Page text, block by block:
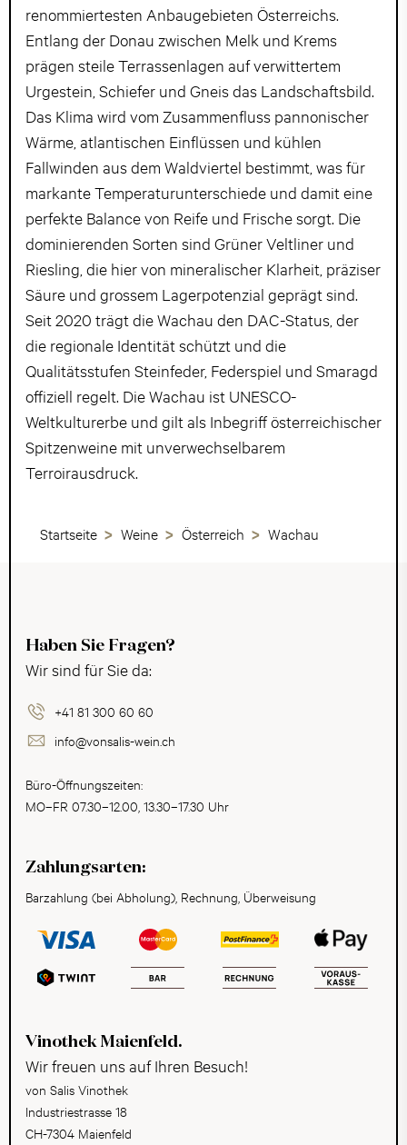
renommiertesten Anbaugebieten Österreichs.
Entlang der Donau zwischen Melk und Krems
prägen steile Terrassenlagen auf verwittertem
Urgestein, Schiefer und Gneis das Landschaftsbild.
Das Klima wird vom Zusammenfluss pannonischer
Wärme, atlantischen Einflüssen und kühlen
Fallwinden aus dem Waldviertel bestimmt, was für
markante Temperaturunterschiede und damit eine
perfekte Balance von Reife und Frische sorgt. Die
dominierenden Sorten sind Grüner Veltliner und
Riesling, die hier von mineralischer Klarheit, präziser
Säure und grossem Lagerpotenzial geprägt sind.
Seit 2020 trägt die Wachau den DAC-Status, der
die regionale Identität schützt und die
Qualitätsstufen Steinfeder, Federspiel und Smaragd
offiziell regelt. Die Wachau ist UNESCO-
Weltkulturerbe und gilt als Inbegriff österreichischer
Spitzenweine mit unverwechselbarem
Terroirausdruck.
Startseite Weine Österreich Wachau
Haben Sie Fragen?
Wir sind für Sie da:
+41 81 300 60 60
info@vonsalis-wein.ch
Büro-Öffnungszeiten:
MO–FR 07.30–12.00, 13.30–17.30 Uhr
Zahlungsarten:
Barzahlung (bei Abholung), Rechnung, Überweisung
Vinothek Maienfeld.
Wir freuen uns auf Ihren Besuch!
von Salis Vinothek
Industriestrasse 18
CH-7304 Maienfeld